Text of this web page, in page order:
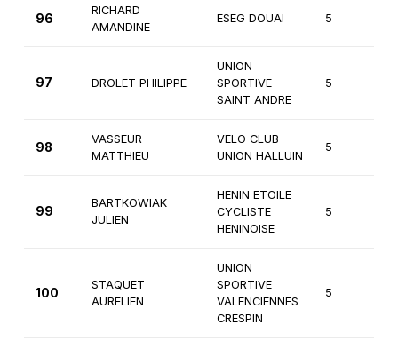
96
RICHARD
AMANDINE
ESEG DOUAI 5
97 DROLET PHILIPPE
UNION
SPORTIVE
SAINT ANDRE
5
98
VASSEUR
MATTHIEU
VELO CLUB
UNION HALLUIN
5
99
BARTKOWIAK
JULIEN
HENIN ETOILE
CYCLISTE
HENINOISE
5
100
STAQUET
AURELIEN
UNION
SPORTIVE
VALENCIENNES
CRESPIN
5